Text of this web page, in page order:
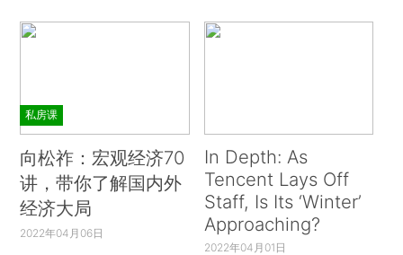
私房课
向松祚：宏观经济70
讲，带你了解国内外
经济大局
2022年04月06日
In Depth: As
Tencent Lays Off
Staff, Is Its ‘Winter’
Approaching?
2022年04月01日